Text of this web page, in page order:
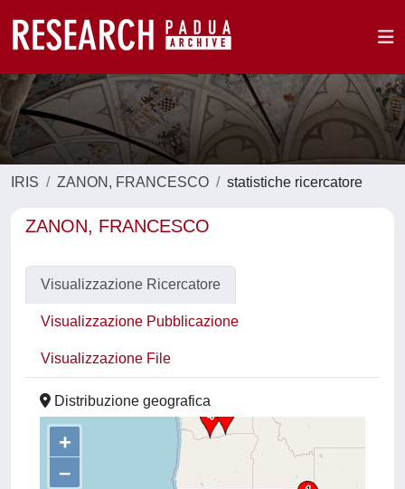
IRIS ZANON, FRANCESCO statistiche ricercatore
ZANON, FRANCESCO
Visualizzazione Ricercatore
Visualizzazione Pubblicazione
Visualizzazione File
Distribuzione geografica
+
–